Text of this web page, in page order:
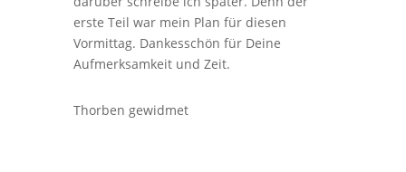
erste Teil war mein Plan für diesen
Vormittag. Dankesschön für Deine
Aufmerksamkeit und Zeit.
Thorben gewidmet